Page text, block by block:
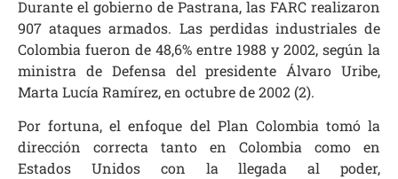
Durante el gobierno de Pastrana, las FARC realizaron
907 ataques armados. Las perdidas industriales de
Colombia fueron de 48,6% entre 1988 y 2002, según la
ministra de Defensa del presidente Álvaro Uribe,
Marta Lucía Ramírez, en octubre de 2002 (2).
Por fortuna, el enfoque del Plan Colombia tomó la
dirección correcta tanto en Colombia como en
Estados Unidos con la llegada al poder,